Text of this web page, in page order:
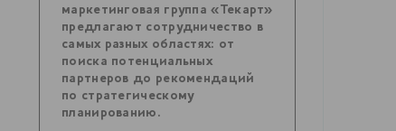
маркетинговая группа «Текарт»
предлагают сотрудничество в
самых разных областях: от
поиска потенциальных
партнеров до рекомендаций
по стратегическому
планированию.